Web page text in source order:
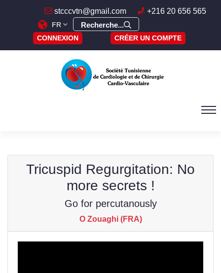
stcccvtn@gmail.com +216 20 656 565
FR Recherche...
CONNEXION CRÉER UN COMPTE
Tricuspid Regurgitation: No
more secrets !
Go for percutanously
O Zouaghi (FRA)